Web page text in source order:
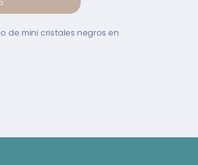
de mini cristales negros en